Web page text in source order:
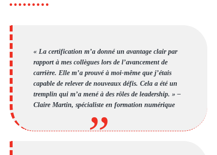
« La certification m’a donné un avantage clair par
rapport à mes collègues lors de l’avancement de
carrière. Elle m’a prouvé à moi-même que j’étais
capable de relever de nouveaux défis. Cela a été un
tremplin qui m’a mené à des rôles de leadership. » –
Claire Martin, spécialiste en formation numérique